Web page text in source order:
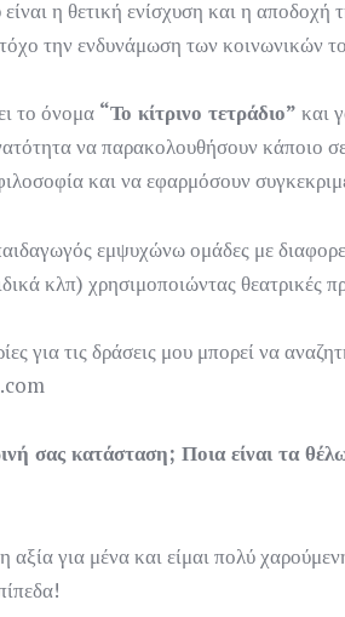
η θετική ενίσχυση και η αποδοχή
την ενδυνάμωση των κοινωνικών
το όνομα “Το κίτρινο τετράδιο” και
να παρακολουθήσουν κάποιο
και να εφαρμόσουν
εμψυχώνω ομάδες με
κλπ) χρησιμοποιώντας θεατρικές
για τις δράσεις μου μπορεί να
σας κατάσταση; Ποια είναι τα
αξία για μένα και είμαι πολύ